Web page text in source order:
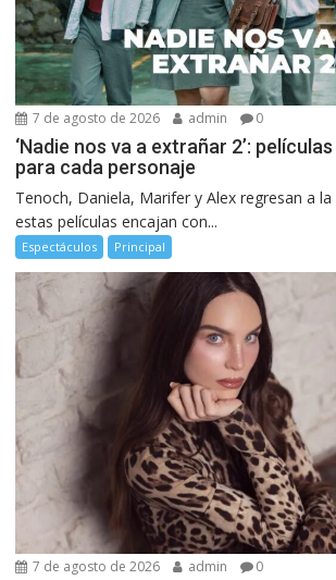
7 de agosto de 2026 admin 0
‘Nadie nos va a extrañar 2’:
para cada personaje
Tenoch, Daniela, Marifer y Alex regresan a
estas películas encajan con...
Espectáculos Principal
7 de agosto de 2026 admin 0